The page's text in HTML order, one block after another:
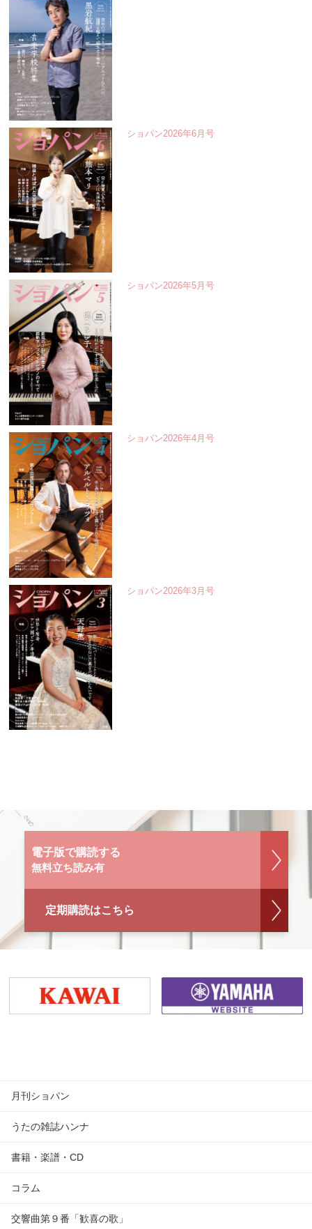
ショパン2026年6月号
ショパン2026年5月号
ショパン2026年4月号
ショパン2026年3月号
電子版で購読する
無料立ち読み有
定期購読はこちら
月刊ショパン
うたの雑誌ハンナ
書籍・楽譜・CD
コラム
交響曲第９番「歓喜の歌」